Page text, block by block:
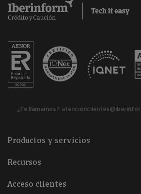
¿Te llamamos?
Productos y servicios
Recursos
Acceso clientes